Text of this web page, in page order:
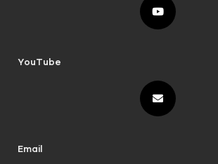
YouTube
Email